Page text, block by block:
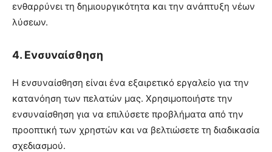
ενθαρρύνει τη δημιουργικότητα και την ανάπτυξη νέων
λύσεων.
4. Ενσυναίσθηση
Η ενσυναίσθηση είναι ένα εξαιρετικό εργαλείο για την
κατανόηση των πελατών μας. Χρησιμοποιήστε την
ενσυναίσθηση για να επιλύσετε προβλήματα από την
προοπτική των χρηστών και να βελτιώσετε τη διαδικασία
σχεδιασμού.